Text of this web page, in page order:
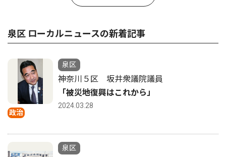
泉区 ローカルニュースの新着記事
政治
泉区
神奈川５区 坂井衆議院議員
「被災地復興はこれから」
2024.03.28
泉区